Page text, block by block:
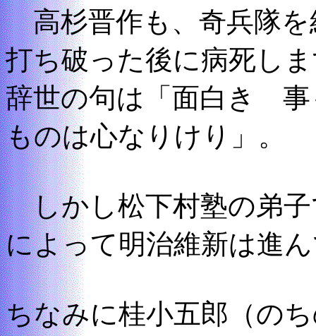
高杉晋作も、奇兵隊を
打ち破った後に病死し
辞世の句は「面白き
ものは心なりけり」。
しかし松下村塾の弟子
によって明治維新は進
ちなみに桂小五郎（の